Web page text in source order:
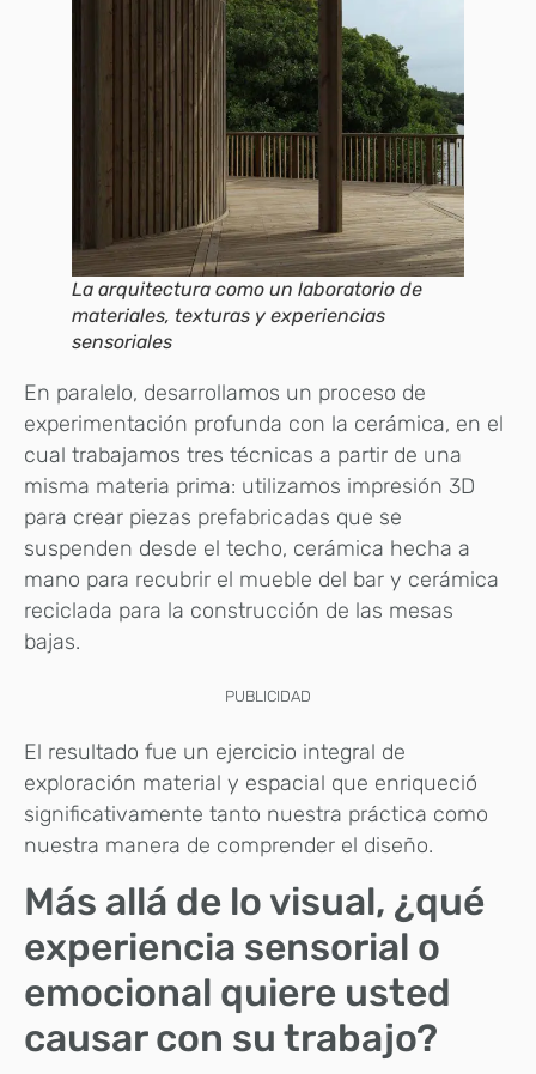
La arquitectura como un laboratorio de
materiales, texturas y experiencias
sensoriales
En paralelo, desarrollamos un proceso de
experimentación profunda con la cerámica, en el
cual trabajamos tres técnicas a partir de una
misma materia prima: utilizamos impresión 3D
para crear piezas prefabricadas que se
suspenden desde el techo, cerámica hecha a
mano para recubrir el mueble del bar y cerámica
reciclada para la construcción de las mesas
bajas.
PUBLICIDAD
El resultado fue un ejercicio integral de
exploración material y espacial que enriqueció
significativamente tanto nuestra práctica como
nuestra manera de comprender el diseño.
Más allá de lo visual, ¿qué
experiencia sensorial o
emocional quiere usted
causar con su trabajo?